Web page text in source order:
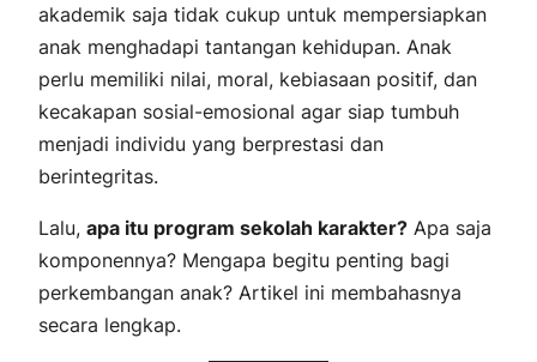
akademik saja tidak cukup untuk mempersiapkan
anak menghadapi tantangan kehidupan. Anak
perlu memiliki nilai, moral, kebiasaan positif, dan
kecakapan sosial-emosional agar siap tumbuh
menjadi individu yang berprestasi dan
berintegritas.
Lalu, apa itu program sekolah karakter? Apa saja
komponennya? Mengapa begitu penting bagi
perkembangan anak? Artikel ini membahasnya
secara lengkap.